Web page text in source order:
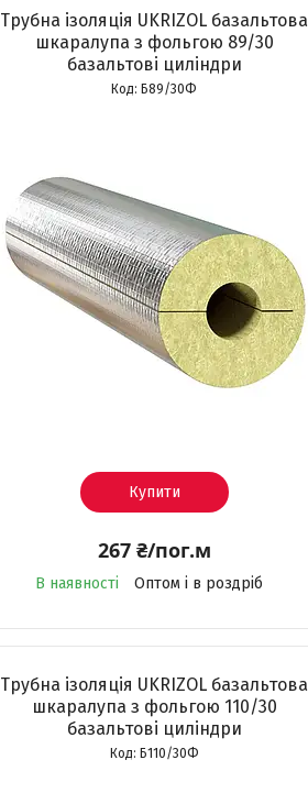
Трубна ізоляція UKRIZOL базальтова
шкаралупа з фольгою 89/30
базальтові циліндри
Б89/30Ф
Купити
267 ₴/пог.м
В наявності Оптом і в роздріб
Трубна ізоляція UKRIZOL базальтова
шкаралупа з фольгою 110/30
базальтові циліндри
Б110/30Ф